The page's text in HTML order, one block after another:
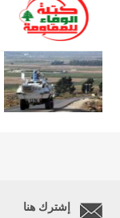
إشترك هنا